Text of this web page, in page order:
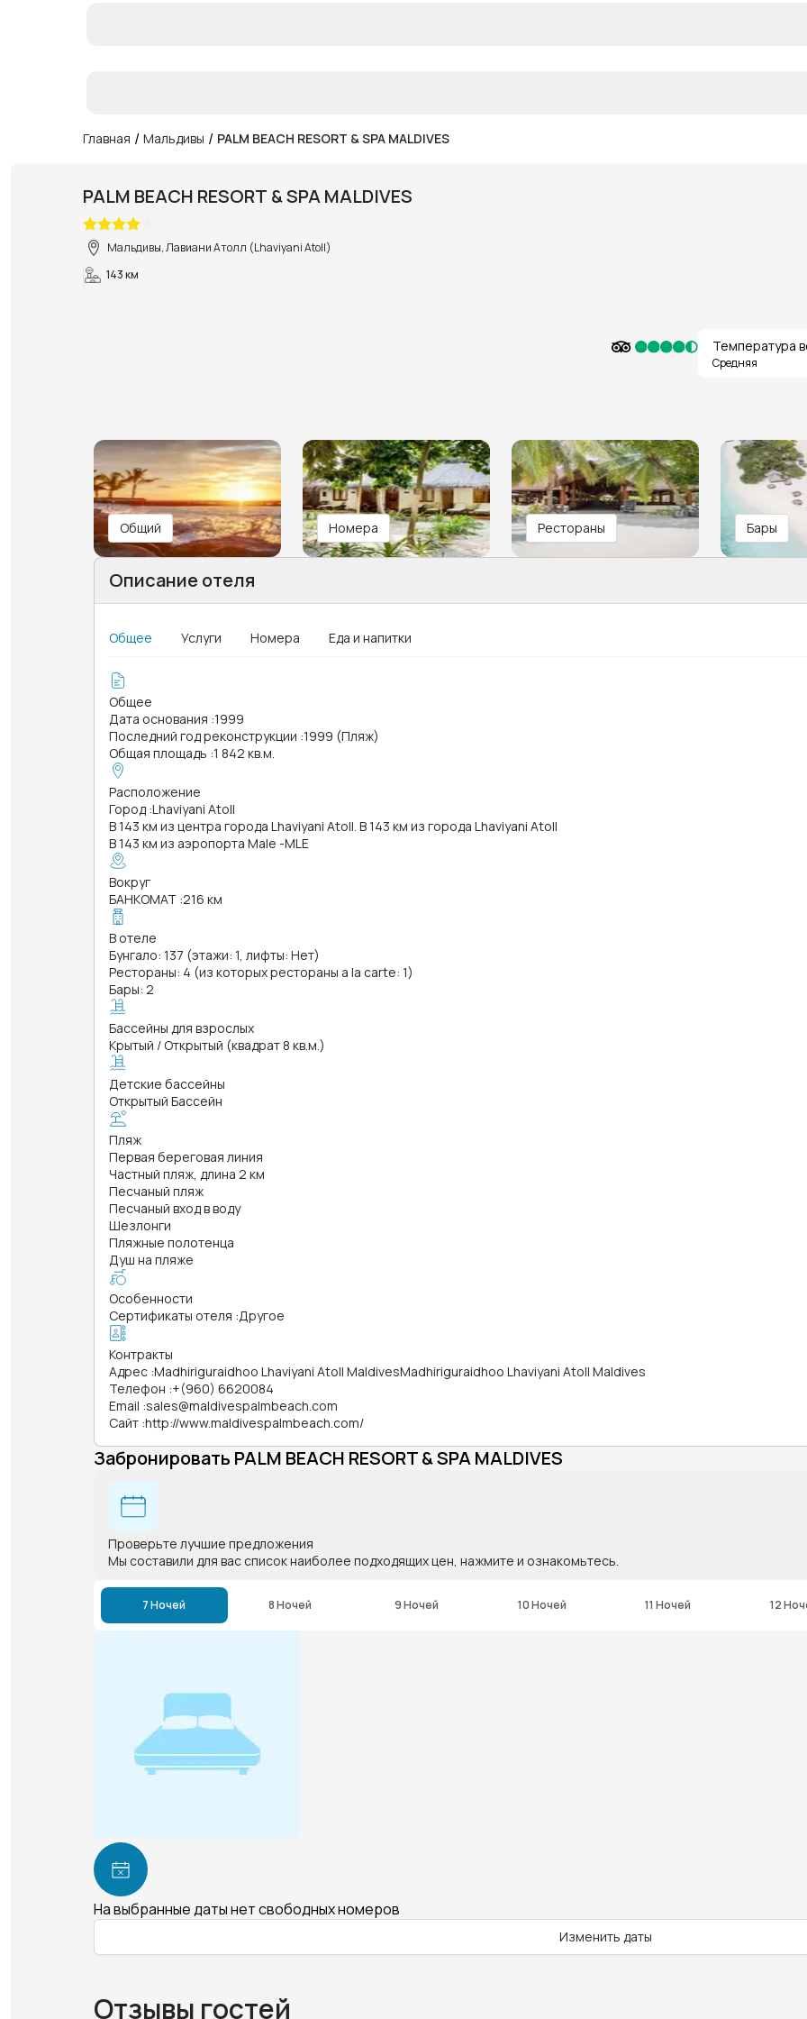
Главная / Мальдивы / PALM BEACH RESORT & SPA MALDIVES
PALM BEACH RESORT & SPA MALDIVES
Мальдивы, Лавиани Атолл (Lhaviyani Atoll)
143 км
Температура
Средняя
Общий Номера Рестораны Бары
Описание отеля
Общее Услуги Номера Еда и напитки
Общее
Дата основания :1999
Последний год реконструкции :1999 (Пляж)
Общая площадь :1 842 кв.м.
Расположение
Город :Lhaviyani Atoll
В 143 км из центра города Lhaviyani Atoll. В 143 км из города Lhaviyani Atoll
В 143 км из аэропорта Male -MLE
Вокруг
БАНКОМАТ :216 км
В отеле
Бунгало: 137 (этажи: 1, лифты: Нет)
Рестораны: 4 (из которых рестораны a la carte: 1)
Бары: 2
Бассейны для взрослых
Крытый / Открытый (квадрат 8 кв.м.)
Детские бассейны
Открытый Бассейн
Пляж
Первая береговая линия
Частный пляж, длина 2 км
Песчаный пляж
Песчаный вход в воду
Шезлонги
Пляжные полотенца
Душ на пляже
Особенности
Сертификаты отеля :Другое
Контракты
Адрес :Madhiriguraidhoo Lhaviyani Atoll MaldivesMadhiriguraidhoo Lhaviyani Atoll Maldives
Телефон :+(960) 6620084
Email :sales@maldivespalmbeach.com
Сайт :http://www.maldivespalmbeach.com/
Забронировать PALM BEACH RESORT & SPA MALDIVES
Проверьте лучшие предложения
Мы составили для вас список наиболее подходящих цен, нажмите и ознакомьтесь.
7 Ночей 8 Ночей 9 Ночей 10 Ночей 11 Ночей 12
На выбранные даты нет свободных номеров
Изменить даты
Отзывы гостей